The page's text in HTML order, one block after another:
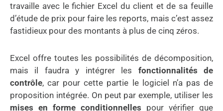
travaille avec le fichier Excel du client et de sa feuille
d’étude de prix pour faire les reports, mais c’est assez
fastidieux pour des montants à plus de cinq zéros.
Excel offre toutes les possibilités de décomposition,
mais il faudra y intégrer les fonctionnalités de
contrôle, car pour cette partie le logiciel n’a pas de
proposition intégrée. On peut par exemple, utiliser les
mises en forme conditionnelles pour vérifier que